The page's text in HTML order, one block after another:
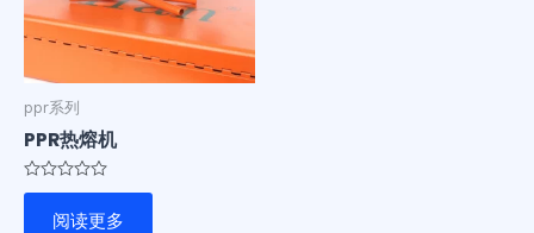
ppr系列
PPR热熔机
评
阅读更多